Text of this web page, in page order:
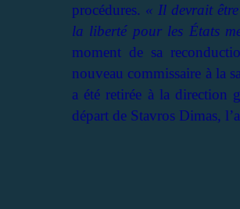
procédures. « Il devrait
la liberté pour les États
moment de sa
nouveau commissaire à la
a été retirée à la direction
départ de Stavros Dimas,